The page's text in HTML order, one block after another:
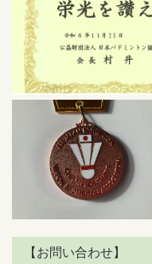
【お問い合わせ】